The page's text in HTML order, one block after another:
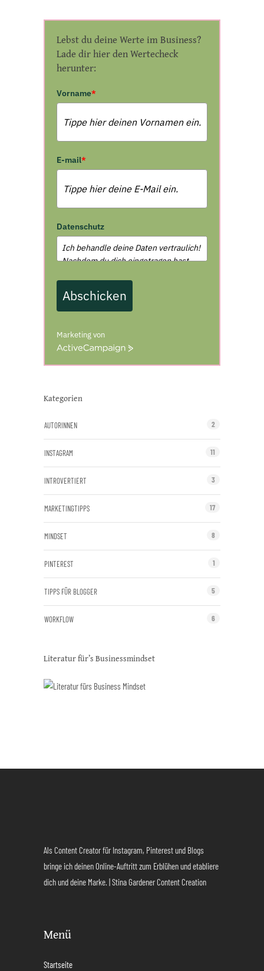
Lebst du deine Werte im Business?
Lade dir hier den Wertecheck
herunter:
Vorname*
E-mail*
Datenschutz
Abschicken
Marketing von
A
v
C
p
a
i
Kategorien
AUTORINNEN 2
INSTAGRAM 11
INTROVERTIERT 3
MARKETINGTIPPS 17
MINDSET 8
PINTEREST 1
TIPPS FÜR BLOGGER 5
WORKFLOW 6
Literatur für’s Businessmindset
Als Content Creator für Instagram, Pinterest und Blogs
bringe ich deinen Online-Auftritt zum Erblühen und etabliere
dich und deine Marke. | Stina Gardener Content Creation
Menü
Startseite